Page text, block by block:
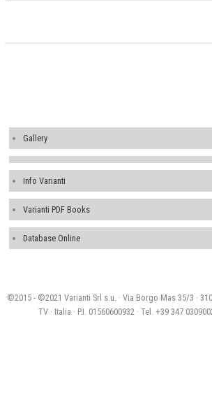
Gallery
Info Varianti
Varianti PDF Books
Database Online
©2015 - ©2021 Varianti Srl s.u. · Via Borgo Mas 35/3 ·
TV · Italia · P.I. 01560600932 · Tel. +39 347